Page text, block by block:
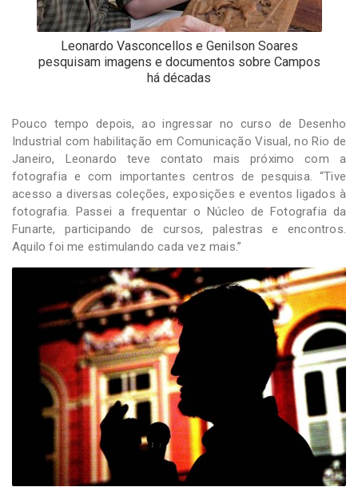
Leonardo Vasconcellos e Genilson Soares
pesquisam imagens e documentos sobre Campos
há décadas
Pouco tempo depois, ao ingressar no curso de Desenho
Industrial com habilitação em Comunicação Visual, no Rio de
Janeiro, Leonardo teve contato mais próximo com a
fotografia e com importantes centros de pesquisa. “Tive
acesso a diversas coleções, exposições e eventos ligados à
fotografia. Passei a frequentar o Núcleo de Fotografia da
Funarte, participando de cursos, palestras e encontros.
Aquilo foi me estimulando cada vez mais.”